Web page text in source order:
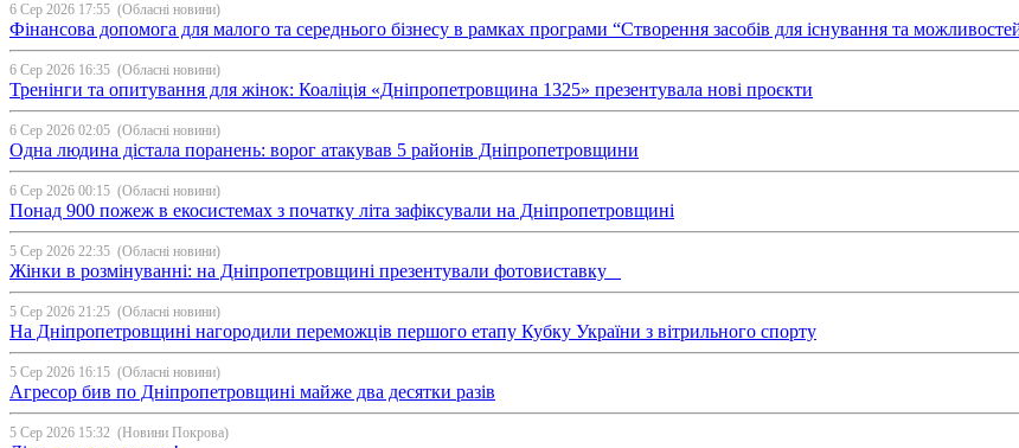
6 Сер 2026 17:55 (Обласні новини)
Фінансова допомога для малого та середнього бізнесу в рамках програми “Створення засобів для існування та
6 Сер 2026 16:35 (Обласні новини)
Тренінги та опитування для жінок: Коаліція «Дніпропетровщина 1325» презентувала нові проєкти
6 Сер 2026 02:05 (Обласні новини)
Одна людина дістала поранень: ворог атакував 5 районів Дніпропетровщини
6 Сер 2026 00:15 (Обласні новини)
Понад 900 пожеж в екосистемах з початку літа зафіксували на Дніпропетровщині
5 Сер 2026 22:35 (Обласні новини)
Жінки в розмінуванні: на Дніпропетровщині презентували фотовиставку
5 Сер 2026 21:25 (Обласні новини)
На Дніпропетровщині нагородили переможців першого етапу Кубку України з вітрильного спорту
5 Сер 2026 16:15 (Обласні новини)
Агресор бив по Дніпропетровщині майже два десятки разів
5 Сер 2026 15:32 (Новини Покрова)